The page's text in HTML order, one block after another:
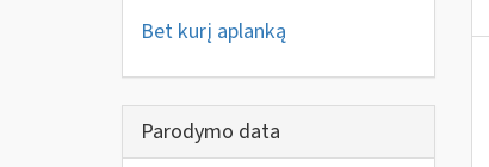
Bet kurį aplanką
Parodymo data